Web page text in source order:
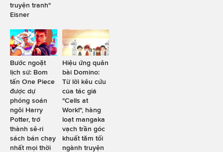
truyện tranh"
Eisner
Bước ngoặt
lịch sử: Bom
tấn One Piece
được dự
phóng soán
ngôi Harry
Potter, trở
thành sê-ri
sách bán chạy
nhất mọi thời
Hiệu ứng quân
bài Domino:
Từ lời kêu cứu
của tác giả
"Cells at
Work!", hàng
loạt mangaka
vạch trần góc
khuất tăm tối
ngành truyện